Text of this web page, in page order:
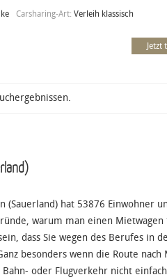
Carsharing-Art: Verleih klassisch
Jetzt
(Sauerland) hat 53876 Einwohner
warum man einen
dass Sie wegen des Berufes in
besonders wenn die Route
Bahn- oder Flugverkehr nicht